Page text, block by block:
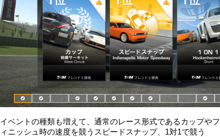
イベントの種類も増えて、通常のレース形式であるカップやフ
ィニッシュ時の速度を競うスピードスナップ、1対1で競う